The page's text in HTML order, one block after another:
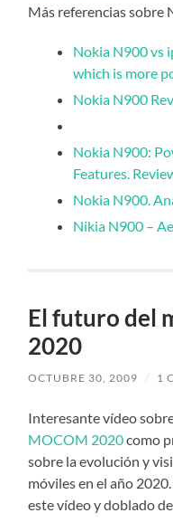
Más referencias sobre
Nokia N900 vs
which is more
Nokia N900
Nokia N900:
Features.
Nokia N900.
Nikia N900 –
El futuro del
2020
OCTUBRE 30, 2009 / 1
Interesante vídeo
MOCOM 2020como
sobre la evolución y
móviles en el año
este vídeo y doblado